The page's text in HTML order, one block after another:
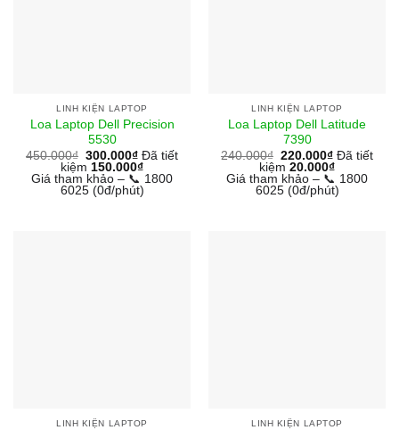
LINH KIỆN LAPTOP
Loa Laptop Dell Precision
5530
450.000₫ 300.000₫ Đã tiết
kiệm 150.000₫
Giá tham khảo – 📞 1800
6025 (0đ/phút)
LINH KIỆN LAPTOP
Loa Laptop Dell Latitude
7390
240.000₫ 220.000₫ Đã tiết
kiệm 20.000₫
Giá tham khảo – 📞 1800
6025 (0đ/phút)
LINH KIỆN LAPTOP LINH KIỆN LAPTOP